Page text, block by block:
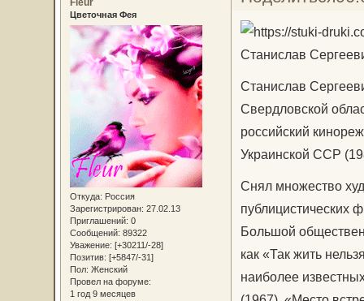
Fleur
Цветочная Фея
Откуда: Россия
Зарегистрирован: 27.02.13
Приглашений: 0
Сообщений: 89322
Уважение: [+30211/-28]
Позитив: [+5847/-31]
Пол: Женский
Провел на форуме:
1 год 9 месяцев
Станислав
Станислав
Свердловской
российский
Украинской ССР
Снял множество
публицистических
Большой
как «Так жить
наиболее